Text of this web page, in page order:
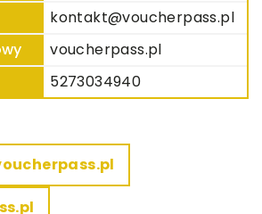
kontakt@voucherpass.pl
voucherpass.pl
5273034940